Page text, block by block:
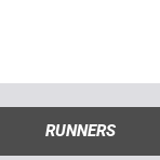
RUNNERS